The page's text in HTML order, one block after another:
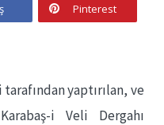
Pinterest
yaptırılan, ve
i Veli Dergahı